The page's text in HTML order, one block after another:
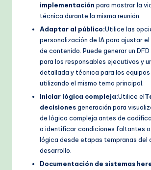
implementación para mostrar la
técnica durante la misma reunión.
Adaptar al público:Utilice las
personalización de IA para ajustar
de contenido. Puede generar un
para los responsables ejecutivos y
detallada y técnica para los equipos
utilizando el mismo tema principal.
Iniciar lógica compleja:Utilice el
decisionesgeneración para
de lógica compleja antes de
a identificar condiciones faltantes o
lógica desde etapas tempranas del
desarrollo.
Documentación de sistemas